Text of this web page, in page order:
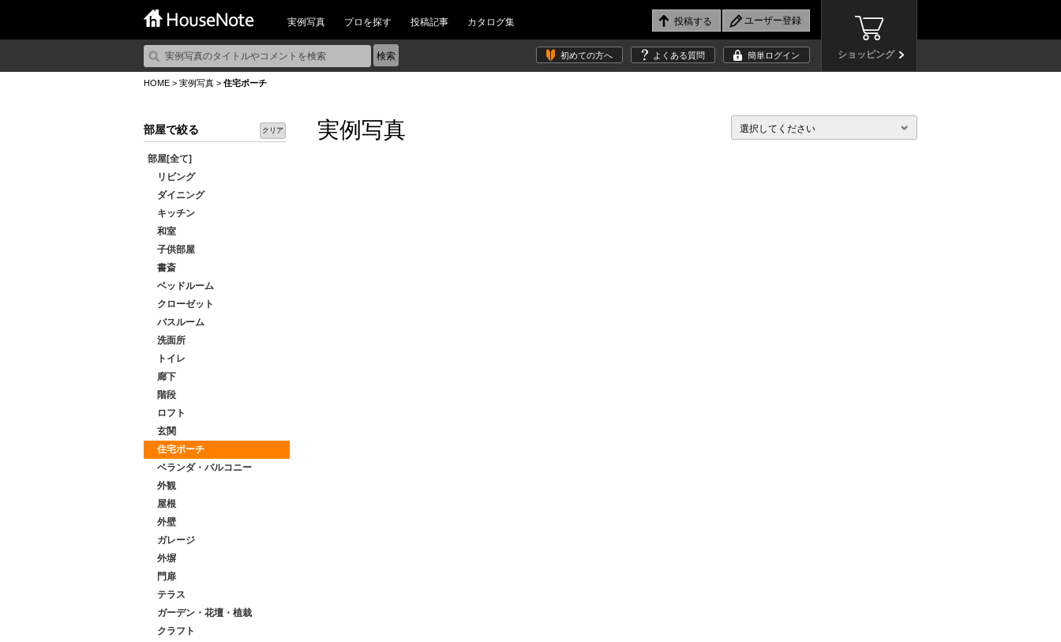
実例写真 プロを探す 投稿記事 カタログ集
ショッピング
初めての方へ よくある質問 簡単ログイン
HOME > 実例写真 > 住宅ポーチ
部屋で絞る クリア
部屋[全て]
リビング
ダイニング
キッチン
和室
子供部屋
書斎
ベッドルーム
クローゼット
バスルーム
洗面所
トイレ
廊下
階段
ロフト
玄関
住宅ポーチ
ベランダ・バルコニー
外観
屋根
外壁
ガレージ
外塀
門扉
テラス
ガーデン・花壇・植栽
クラフト
実例写真 選択してください